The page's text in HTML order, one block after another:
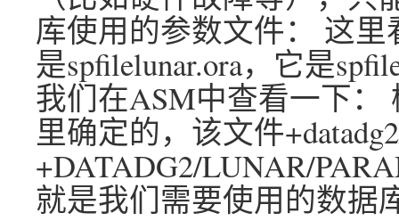
库使用的参数文件： 这
是spfilelunar.ora，它是
我们在ASM中查看一下：
里确定的，该文件
+DATADG2/LUNAR/
就是我们需要使用的数据